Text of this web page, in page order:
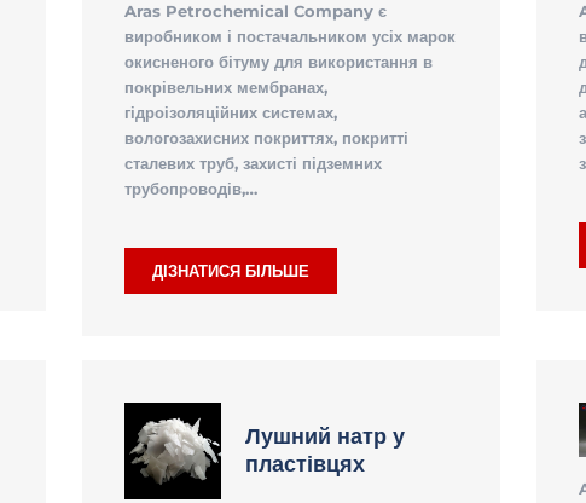
Aras Petrochemical Company є
виробником і постачальником усіх марок
окисненого бітуму для використання в
покрівельних мембранах,
гідроізоляційних системах,
вологозахисних покриттях, покритті
сталевих труб, захисті підземних
трубопроводів,…
ДІЗНАТИСЯ БІЛЬШЕ
Лушний натр у
пластівцях